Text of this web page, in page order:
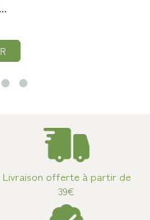
Livraison offerte à partir de
39€